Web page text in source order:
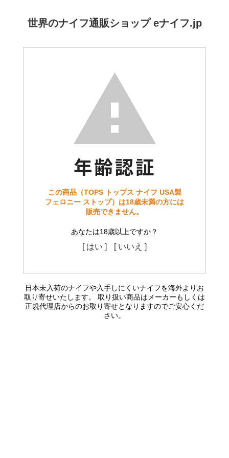
世界のナイフ通販ショップ eナイフ.jp
この商品（TOPS トップス ナイフ USA製
フェロニー ストップ）は18歳未満の方には
販売できません。
あなたは18歳以上ですか？
[ はい ] [ いいえ ]
日本未入荷のナイフや入手しにくいナイフを海外よりお
取り寄せいたします。 取り扱い商品はメーカーもしくは
正規代理店からのお取り寄せとなりますのでご安心くだ
さい。